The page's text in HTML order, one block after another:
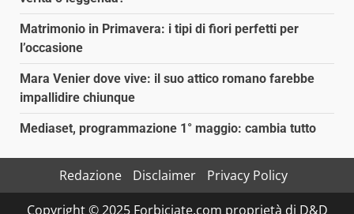
Matrimonio in Primavera: i tipi di fiori perfetti per
l’occasione
Mara Venier dove vive: il suo attico romano farebbe
impallidire chiunque
Mediaset, programmazione 1° maggio: cambia tutto
Redazione Disclaimer
Privacy Policy
Copyright © 2025 Forbiciate.com proprietà di D&D